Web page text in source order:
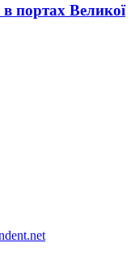
в портах Великої